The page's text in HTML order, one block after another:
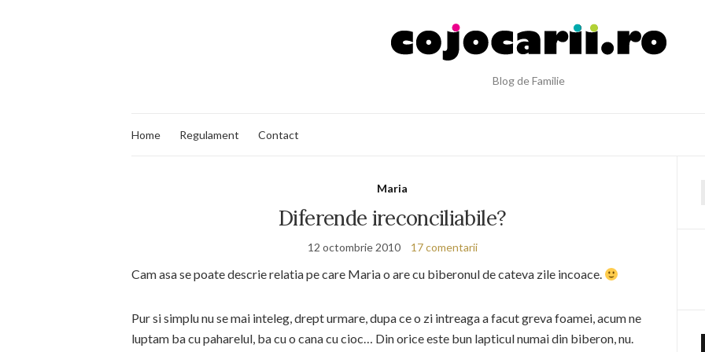
Blog de Familie
Home Regulament Contact
Maria
Diferende ireconciliabile?
12 octombrie 2010 17 comentarii
Cam asa se poate descrie relatia pe care Maria o are cu biberonul de cateva zile incoace.
Pur si simplu nu se mai inteleg, drept urmare, dupa ce o zi intreaga a facut greva foamei, acum ne
luptam ba cu paharelul, ba cu o cana cu cioc… Din orice este bun lapticul numai din biberon, nu.